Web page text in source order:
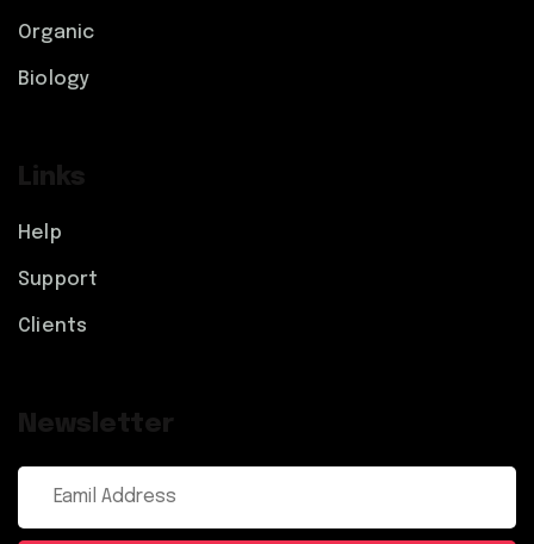
Organic
Biology
Links
Help
Support
Clients
Newsletter